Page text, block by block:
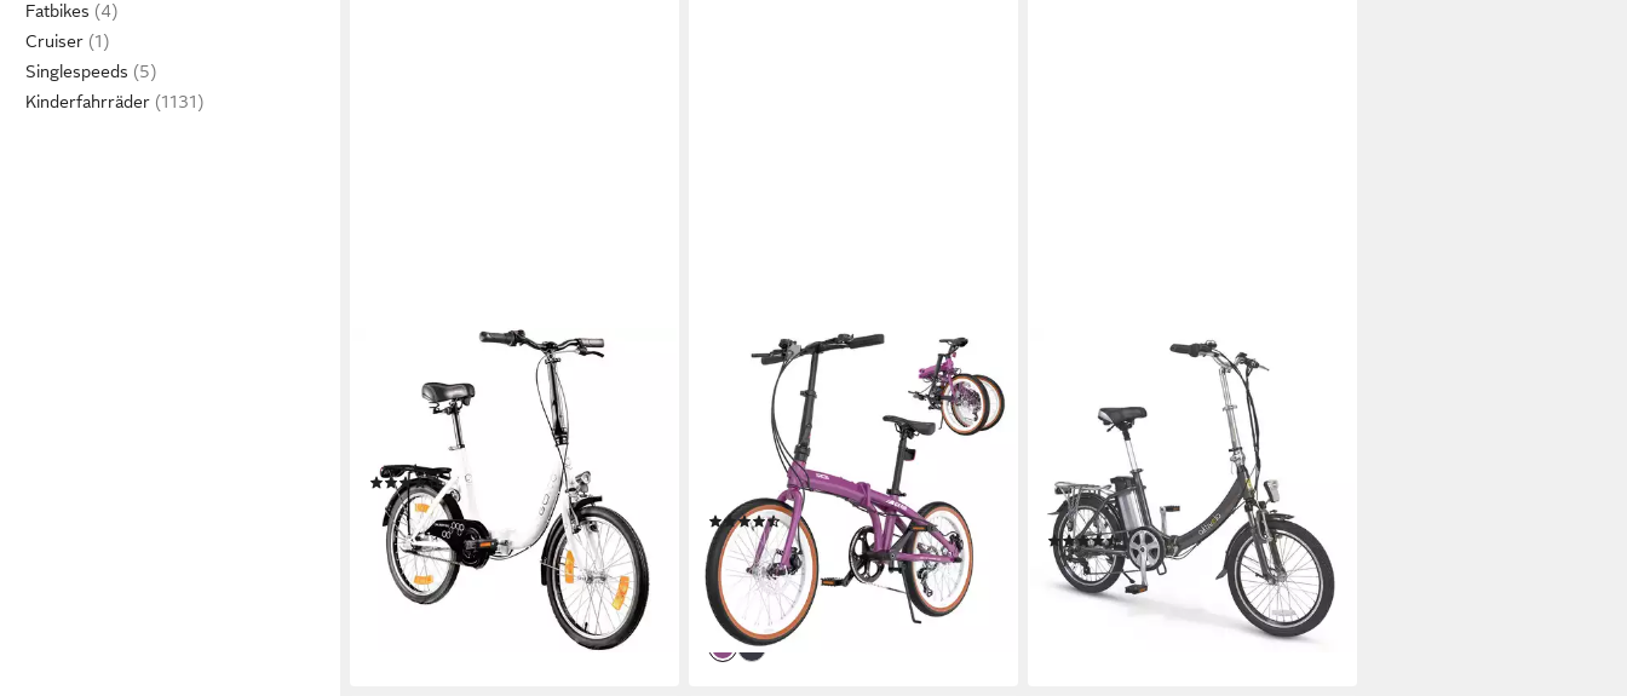
Fatbikes
Cruiser
Singlespeeds
Kinderfahrräder
Faltrad Cruiser
Rahmenhöhe
Zul. Gesamtgewicht
(13)
299,00 € UVP
14,85 €mtl. in 24 Raten
-40%
lieferbar - in 4-5 Werktagen bei dir
Faltrad GK4 doppelt faltbares
Fahrrad,20Zoll Klapprad für
Damen&Herren,Pendler
Zul. Gesamtgewicht
(3)
369,99 € UVP
809,99 €
18,38 €mtl. in 24 Raten
-54%
lieferbar - in 4-5 Werktagen bei dir
Faltrad E-Bike Klapprad, 20 Zoll,
klappbares Fahrrad für Damen und
Rahmenhöhe
6 Gänge
120 kg Zul. Gesamtgewicht
(15)
999,00 € UVP1.199,00 €
29,00 €mtl. in 48 Raten
lieferbar - in 2-3 Werktagen bei dir